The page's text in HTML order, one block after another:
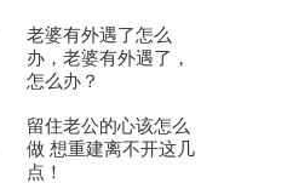
老婆有外遇了怎么
办，老婆有外遇了，
怎么办？
留住老公的心该怎么
做 想重建离不开这几
点！